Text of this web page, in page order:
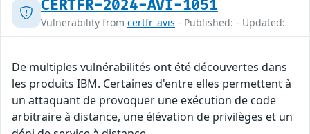
CERTFR-2024-AVI-1051
Vulnerability from certfr_avis - Published: - Updated:
De multiples vulnérabilités ont été découvertes dans
les produits IBM. Certaines d'entre elles permettent à
un attaquant de provoquer une exécution de code
arbitraire à distance, une élévation de privilèges et un